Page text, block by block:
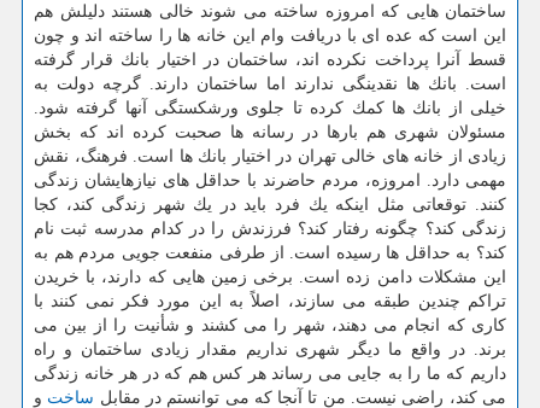
ساختمان هایی كه امروزه ساخته می شوند خالی هستند دلیلش هم
این است كه عده ای با دریافت وام این خانه ها را ساخته اند و چون
قسط آنرا پرداخت نكرده اند، ساختمان در اختیار بانك قرار گرفته
است. بانك ها نقدینگی ندارند اما ساختمان دارند. گرچه دولت به
خیلی از بانك ها كمك كرده تا جلوی ورشكستگی آنها گرفته شود.
مسئولان شهری هم بارها در رسانه ها صحبت كرده اند كه بخش
زیادی از خانه های خالی تهران در اختیار بانك ها است. فرهنگ، نقش
مهمی دارد. امروزه، مردم حاضرند با حداقل های نیازهایشان زندگی
كنند. توقعاتی مثل اینكه یك فرد باید در یك شهر زندگی كند، كجا
زندگی كند؟ چگونه رفتار كند؟ فرزندش را در كدام مدرسه ثبت نام
كند؟ به حداقل ها رسیده است. از طرفی منفعت جویی مردم هم به
این مشكلات دامن زده است. برخی زمین هایی كه دارند، با خریدن
تراكم چندین طبقه می سازند، اصلاً به این مورد فكر نمی كنند با
كاری كه انجام می دهند، شهر را می كشند و شأنیت را از بین می
برند. در واقع ما دیگر شهری نداریم مقدار زیادی ساختمان و راه
داریم كه ما را به جایی می رساند هر كس هم كه در هر خانه زندگی
می كند، راضی نیست. من تا آنجا كه می توانستم در مقابل ساخت و